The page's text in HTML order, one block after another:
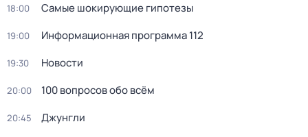
18:00 Самые шoкиpующие гипотезы
19:00 Информационная программа 112
19:30 Новости
20:00 100 вопросов обо всём
20:45 Джунгли